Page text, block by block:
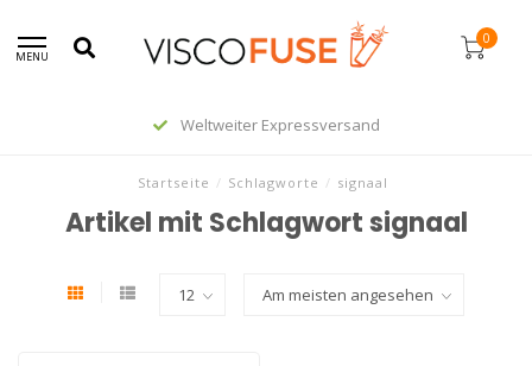
MENU
0
Weltweiter Expressversand
Startseite / Schlagworte / signaal
Artikel mit Schlagwort signaal